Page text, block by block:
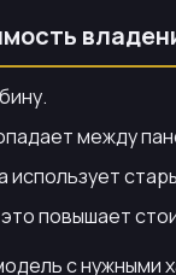
между
повышает
с